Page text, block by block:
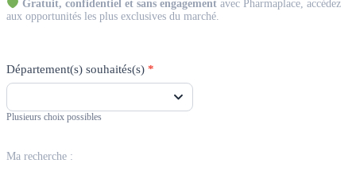
Gratuit, confidentiel et sans engagementavec Pharmaplace, accédez
aux opportunités les plus exclusives du marché.
Département(s) souhaités(s) *
Plusieurs choix possibles
Ma recherche :